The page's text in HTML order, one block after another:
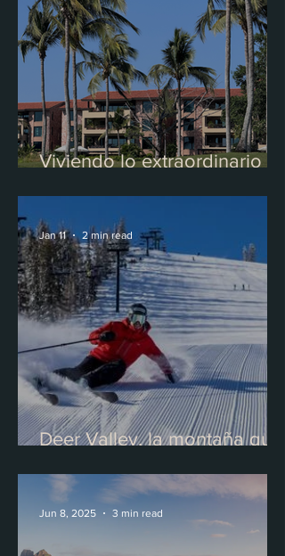
Viviendo lo extraordinario en
Deer Valley, la montaña que
Jan 11 2 min read
Jun 8, 2025 3 min read